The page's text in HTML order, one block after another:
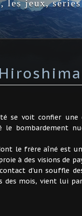
jeux, séries
se voit confier une
le bombardement
le frère aîné est
à des visions de
d'un souffle
mois, vient lui